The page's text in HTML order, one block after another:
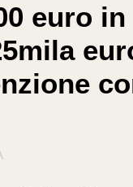
euro in